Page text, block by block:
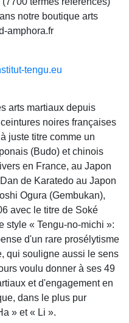
notre boutique arts
amphora.fr
tengu.eu
arts martiaux depuis
noires françaises
juste titre comme un
(Budo) et chinois
en France, au Japon
de Karatedo au Japon
Ogura (Gembukan),
avec le titre de Soké
style « Tengu-no-michi »:
d'un rare prosélytisme
qui souligne aussi le sens
voulu donner à ses 49
et d'engagement en
dans le plus pur
» et « Li ».